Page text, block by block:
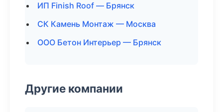
ИП Finish Roof — Брянск
СК Камень Монтаж — Москва
ООО Бетон Интерьер — Брянск
Другие компании